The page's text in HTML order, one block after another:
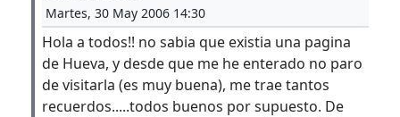
Martes, 30 May 2006 14:30
Hola a todos!! no sabia que existia una pagina
de Hueva, y desde que me he enterado no paro
de visitarla (es muy buena), me trae tantos
recuerdos.....todos buenos por supuesto. De